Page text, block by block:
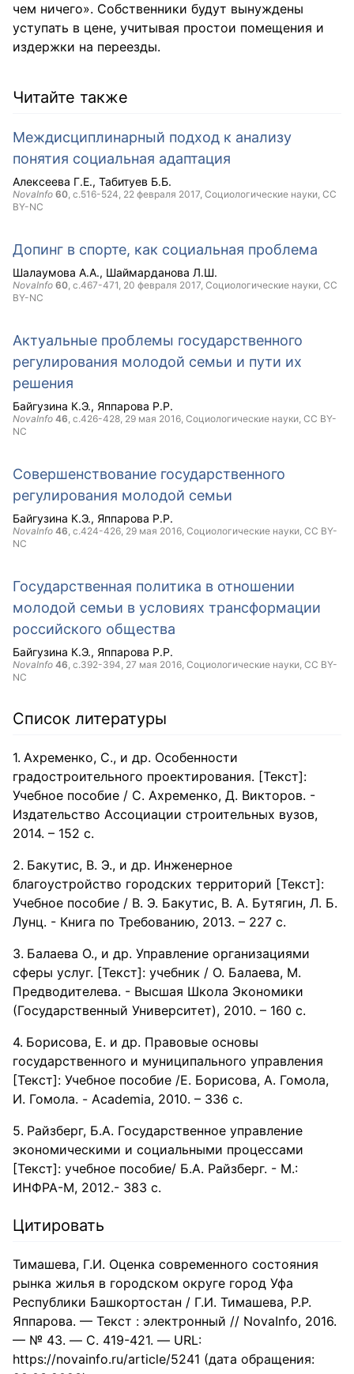
чем ничего». Собственники будут вынуждены
уступать в цене, учитывая простои помещения и
издержки на переезды.
Читайте также
Междисциплинарный подход к анализу
понятия социальная адаптация
Алексеева Г.Е. Табитуев Б.Б.
NovaInfo 60, с.516-524, 22 февраля 2017, Социологические науки, CC
BY-NC
Допинг в спорте, как социальная проблема
Шалаумова А.А. Шаймарданова Л.Ш.
NovaInfo 60, с.467-471, 20 февраля 2017, Социологические науки, CC
BY-NC
Актуальные проблемы государственного
регулирования молодой семьи и пути их
решения
Байгузина К.Э. Яппарова Р.Р.
NovaInfo 46, с.426-428, 29 мая 2016, Социологические науки, CC BY-
NC
Совершенствование государственного
регулирования молодой семьи
Байгузина К.Э. Яппарова Р.Р.
NovaInfo 46, с.424-426, 29 мая 2016, Социологические науки, CC BY-
NC
Государственная политика в отношении
молодой семьи в условиях трансформации
российского общества
Байгузина К.Э. Яппарова Р.Р.
NovaInfo 46, с.392-394, 27 мая 2016, Социологические науки, CC BY-
NC
Список литературы
Ахременко, С., и др. Особенности
градостроительного проектирования. [Текст]:
Учебное пособие / С. Ахременко, Д. Викторов. -
Издательство Ассоциации строительных вузов,
2014. – 152 с.
Бакутис, В. Э., и др. Инженерное
благоустройство городских территорий [Текст]:
Учебное пособие / В. Э. Бакутис, В. А. Бутягин, Л. Б.
Лунц. - Книга по Требованию, 2013. – 227 с.
Балаева О., и др. Управление организациями
сферы услуг. [Текст]: учебник / О. Балаева, М.
Предводителева. - Высшая Школа Экономики
(Государственный Университет), 2010. – 160 с.
Борисова, Е. и др. Правовые основы
государственного и муниципального управления
[Текст]: Учебное пособие /Е. Борисова, А. Гомола,
И. Гомола. - Academia, 2010. – 336 с.
Райзберг, Б.А. Государственное управление
экономическими и социальными процессами
[Текст]: учебное пособие/ Б.А. Райзберг. - М.:
ИНФРА-М, 2012.- 383 с.
Цитировать
Тимашева, Г.И. Оценка современного состояния
рынка жилья в городском округе город Уфа
Республики Башкортостан / Г.И. Тимашева, Р.Р.
Яппарова. — Текст : электронный // NovaInfo, 2016.
— № 43. — С. 419-421. — URL:
https://novainfo.ru/article/5241 (дата обращения: